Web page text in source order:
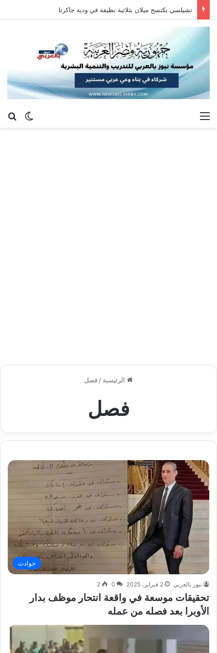
تشيلسي يكتسح ميلان بثلاثية نظيفة في ودية جاكرتا
الوضع القائمة
الرئيسية /فصل
فصل
حوادث
نيوز بالعربي 2 فبراير، 2025 0
2
تحقيقات موسعة في واقعة انتحار موظف بدار
الأوبرا بعد فصله من عمله